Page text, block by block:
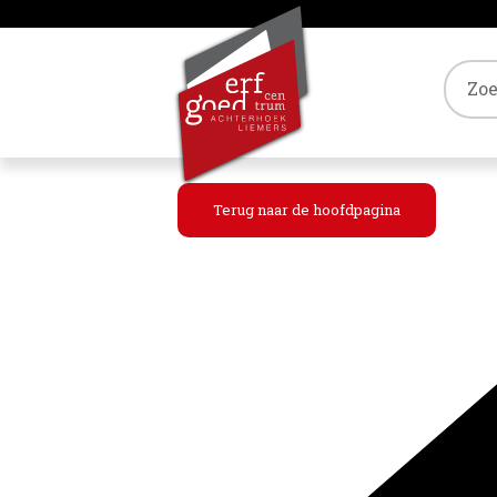
Terug naar de hoofdpagina